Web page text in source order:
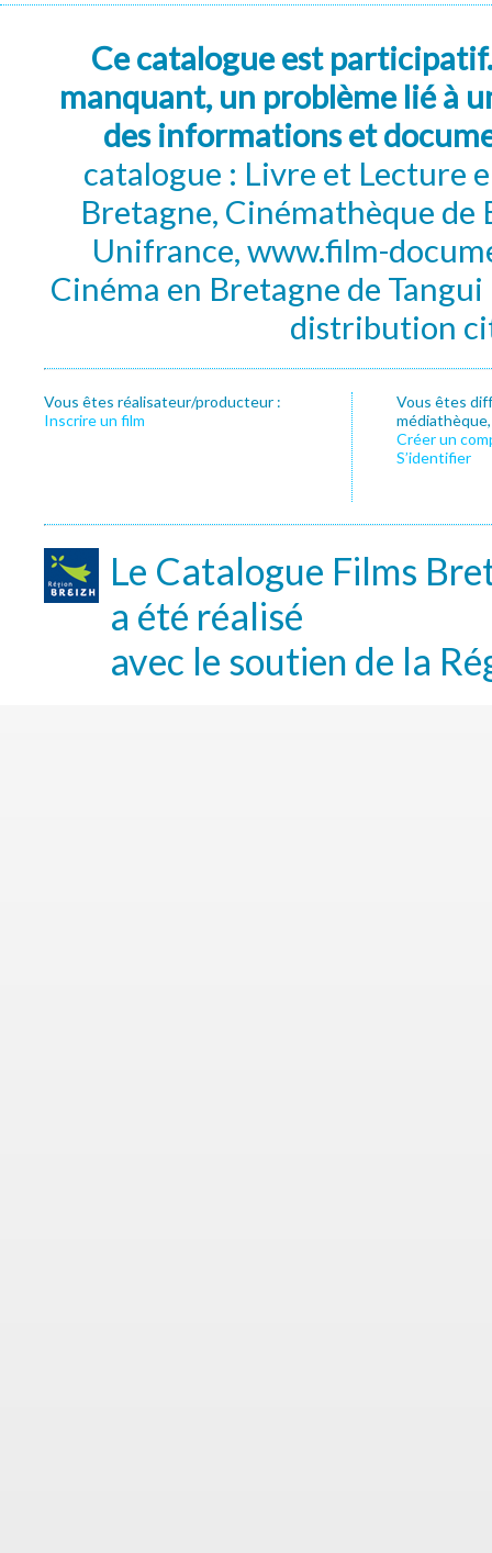
Ce catalogue est
manquant, un problème lié à
des informations et
catalogue : Livre et Lecture
Bretagne, Cinémathèque de
Unifrance, www.film-
Cinéma en Bretagne de
distribution
Vous êtes réalisateur/producteur :
Inscrire un film
Vous êtes
Créer un
S’identifier
Le Catalogue Films
a été réalisé
avec le soutien de la